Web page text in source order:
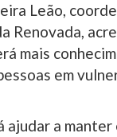
Leão,
Renovada,
mais
em
ajudar a